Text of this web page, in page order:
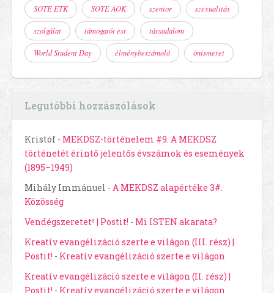
SOTE ETK SOTE ÁOK szenior szexualitás
szolgálat támogatói est társadalom
World Student Day élménybeszámoló önismeret
Legutóbbi hozzászólások
Kristóf - MEKDSZ-történelem #9. A MEKDSZ
történetét érintő jelentős évszámok és események
(1895–1949)
Mihály Immánuel - A MEKDSZ alapértéke 3#.
Közösség
Vendégszeretet⁶ | Postit! - Mi ISTEN akarata?
Kreatív evangélizáció szerte e világon (III. rész) |
Postit! - Kreatív evangélizáció szerte e világon
Kreatív evangélizáció szerte e világon (II. rész) |
Postit! - Kreatív evangélizáció szerte e világon